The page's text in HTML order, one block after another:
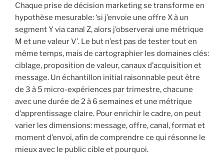
Chaque prise de décision marketing se transforme en
hypothèse mesurable: ‘si j’envoie une offre X à un
segment Y via canal Z, alors j’observerai une métrique
M et une valeur V’. Le but n’est pas de tester tout en
même temps, mais de cartographier les domaines clés:
ciblage, proposition de valeur, canaux d’acquisition et
message. Un échantillon initial raisonnable peut être
de 3 à 5 micro-expériences par trimestre, chacune
avec une durée de 2 à 6 semaines et une métrique
d’apprentissage claire. Pour enrichir le cadre, on peut
varier les dimensions: message, offre, canal, format et
moment d’envoi, afin de comprendre ce qui résonne le
mieux avec le public cible et pourquoi.